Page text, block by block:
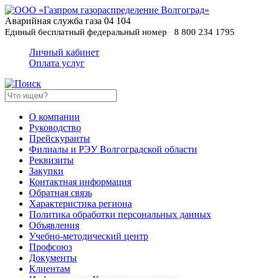
Аварийная служба газа 04 104
Единый бесплатный федеральный номер
8 800 234 1795
Личный кабинет
Оплата услуг
О компании
Руководство
Прейскуранты
Филиалы и РЭУ Волгоградской области
Реквизиты
Закупки
Контактная информация
Обратная связь
Характеристика региона
Политика обработки персональных данных
Oбъявления
Учебно-методический центр
Профсоюз
Документы
Клиентам